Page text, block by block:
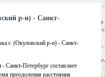
р-н) - Санкт-
г. (Окуловский р-н) - Санкт-
Санкт-Петербург составляет
преодоления расстояния